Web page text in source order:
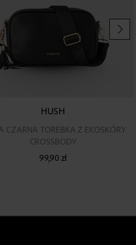
HUSH
CZARNA TOREBKA Z EKOSKÓRY
CROSSBODY
99,90 zł